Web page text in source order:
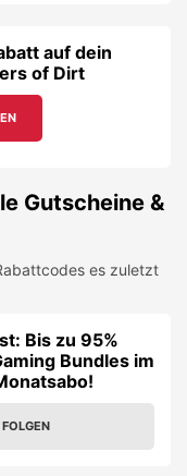
auf dein
of Dirt
Gutscheine &
es zuletzt
Bis zu 95%
Bundles im